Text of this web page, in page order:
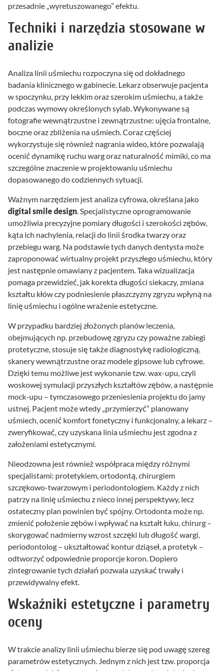
przesadnie „wyretuszowanego” efektu.
Techniki i narzędzia stosowane w
analizie
Analiza linii uśmiechu rozpoczyna się od dokładnego
badania klinicznego w gabinecie. Lekarz obserwuje pacjenta
w spoczynku, przy lekkim oraz szerokim uśmiechu, a także
podczas wymowy określonych sylab. Wykonywane są
fotografie wewnątrzustne i zewnątrzustne: ujęcia frontalne,
boczne oraz zbliżenia na uśmiech. Coraz częściej
wykorzystuje się również nagrania wideo, które pozwalają
ocenić dynamikę ruchu warg oraz naturalność mimiki, co ma
szczególne znaczenie w projektowaniu uśmiechu
dopasowanego do codziennych sytuacji.
Ważnym narzędziem jest analiza cyfrowa, określana jako
digital smiledesign. Specjalistyczne oprogramowanie
umożliwia precyzyjne pomiary długości i szerokości zębów,
kąta ich nachylenia, relacji do linii środka twarzy oraz
przebiegu warg. Na podstawie tych danych dentysta może
zaproponować wirtualny projekt przyszłego uśmiechu, który
jest następnie omawiany z pacjentem. Taka wizualizacja
pomaga przewidzieć, jak korekta długości siekaczy, zmiana
kształtu kłów czy podniesienie płaszczyzny zgryzu wpłyną na
linię uśmiechu i ogólne wrażenie estetyczne.
W przypadku bardziej złożonych planów leczenia,
obejmujących np. przebudowę zgryzu czy poważne zabiegi
protetyczne, stosuje się także diagnostykę radiologiczną,
skanery wewnątrzustne oraz modele gipsowe lub cyfrowe.
Dzięki temu możliwe jest wykonanie tzw. wax-upu, czyli
woskowej symulacji przyszłych kształtów zębów, a następnie
mock-upu – tymczasowego przeniesienia projektu do jamy
ustnej. Pacjent może wtedy „przymierzyć” planowany
uśmiech, ocenić komfort fonetyczny i funkcjonalny, a lekarz –
zweryfikować, czy uzyskana linia uśmiechu jest zgodna z
założeniami estetycznymi.
Nieodzowna jest również współpraca między różnymi
specjalistami: protetykiem, ortodontą, chirurgiem
szczękowo-twarzowym i periodontologiem. Każdy z nich
patrzy na linię uśmiechu z nieco innej perspektywy, lecz
ostateczny plan powinien być spójny. Ortodonta może np.
zmienić położenie zębów i wpływać na kształt łuku, chirurg –
skorygować nadmierny wzrost szczęki lub długość wargi,
periodontolog – ukształtować kontur dziąseł, a protetyk –
odtworzyć odpowiednie proporcje koron. Dopiero
zintegrowanie tych działań pozwala uzyskać trwały i
przewidywalny efekt.
Wskaźniki estetyczne i parametry
oceny
W trakcie analizy linii uśmiechu bierze się pod uwagę szereg
parametrów estetycznych. Jednym z nich jest tzw. proporcja